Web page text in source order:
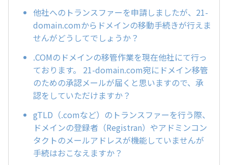
他社へのトランスファーを申請しましたが、21-
domain.comからドメインの移動手続きが行えま
せんがどうしてでしょうか？
.COMのドメインの移管作業を現在他社にて行っ
ております。 21-domain.com宛にドメイン移管
のための承認メールが届くと思いますので、承
認をしていただけますか？
gTLD（.comなど）のトランスファーを行う際、
ドメインの登録者（Registran）やアドミンコン
タクトのメールアドレスが機能していませんが
手続はおこなえますか？